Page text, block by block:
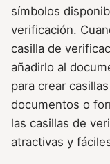
símbolos
verificación.
casilla de
añadirlo al
para crear
documentos o
las casillas de
atractivas y